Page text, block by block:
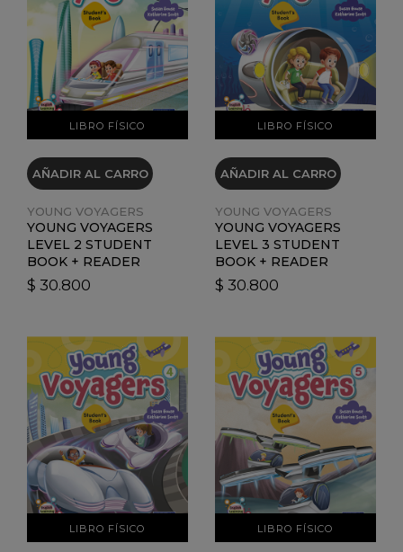
LIBRO FÍSICO
VER DETALLES
AÑADIR AL CARRO
YOUNG VOYAGERS
YOUNG VOYAGERS
LEVEL 2 STUDENT
BOOK + READER
$ 30.800
LIBRO FÍSICO
VER DETALLES
AÑADIR AL CARRO
YOUNG VOYAGERS
YOUNG VOYAGERS
LEVEL 3 STUDENT
BOOK + READER
$ 30.800
LIBRO FÍSICO
VER DETALLES
LIBRO FÍSICO
VER DETALLES